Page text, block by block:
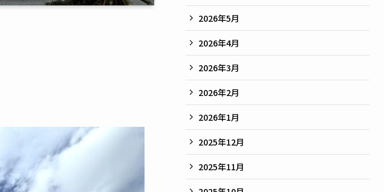
2026年5月
2026年4月
2026年3月
2026年2月
2026年1月
2025年12月
2025年11月